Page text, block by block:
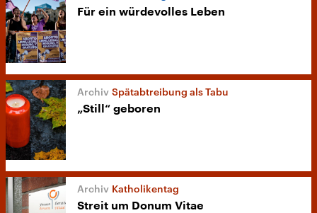
Für ein würdevolles Leben
Spätabtreibung als Tabu
„Still“ geboren
Katholikentag
Streit um Donum Vitae